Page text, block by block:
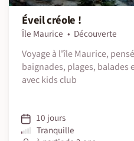
Éveil créole !
Île Maurice
Découverte
Voyage à l'île Maurice,
baignades, plages,
avec kids club
10 jours
Tranquille